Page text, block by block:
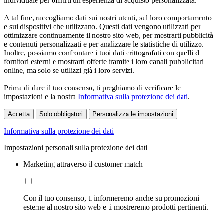
A tal fine, raccogliamo dati sui nostri utenti, sul loro comportamento
e sui dispositivi che utilizzano. Questi dati vengono utilizzati per
ottimizzare continuamente il nostro sito web, per mostrarti pubblicità
e contenuti personalizzati e per analizzare le statistiche di utilizzo.
Inoltre, possiamo confrontare i tuoi dati crittografati con quelli di
fornitori esterni e mostrarti offerte tramite i loro canali pubblicitari
online, ma solo se utilizzi già i loro servizi.
Prima di dare il tuo consenso, ti preghiamo di verificare le
impostazioni e la nostra Informativa sulla protezione dei dati.
Accetta Solo obbligatori Personalizza le impostazioni
Informativa sulla protezione dei dati
Impostazioni personali sulla protezione dei dati
Marketing attraverso il customer match
Con il tuo consenso, ti informeremo anche su promozioni
esterne al nostro sito web e ti mostreremo prodotti pertinenti.